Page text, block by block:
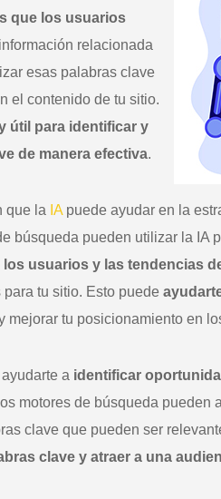
que los usuarios
relacionada
esas palabras clave
el contenido de tu sitio.
útil para identificar y
de manera efectiva.
que la IA puede ayudar en la
búsqueda pueden utilizar la IA
usuarios y las tendencias
tu sitio. Esto puede
mejorar tu posicionamiento en
a identificar
motores de búsqueda
clave que pueden ser
clave y atraer a una